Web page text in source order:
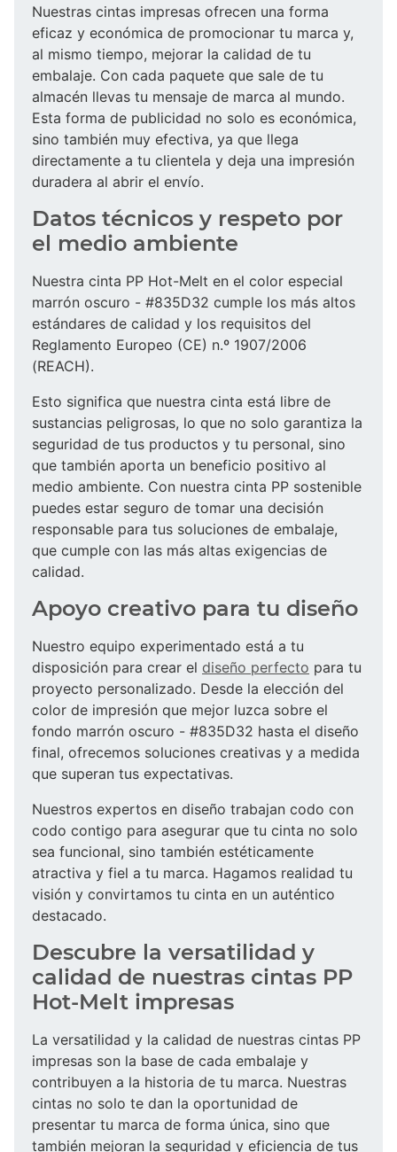
Nuestras cintas impresas ofrecen una forma
eficaz y económica de promocionar tu marca y,
al mismo tiempo, mejorar la calidad de tu
embalaje. Con cada paquete que sale de tu
almacén llevas tu mensaje de marca al mundo.
Esta forma de publicidad no solo es económica,
sino también muy efectiva, ya que llega
directamente a tu clientela y deja una impresión
duradera al abrir el envío.
Datos técnicos y respeto por
el medio ambiente
Nuestra cinta PP Hot-Melt en el color especial
marrón oscuro - #835D32 cumple los más altos
estándares de calidad y los requisitos del
Reglamento Europeo (CE) n.º 1907/2006
(REACH).
Esto significa que nuestra cinta está libre de
sustancias peligrosas, lo que no solo garantiza la
seguridad de tus productos y tu personal, sino
que también aporta un beneficio positivo al
medio ambiente. Con nuestra cinta PP sostenible
puedes estar seguro de tomar una decisión
responsable para tus soluciones de embalaje,
que cumple con las más altas exigencias de
calidad.
Apoyo creativo para tu diseño
Nuestro equipo experimentado está a tu
disposición para crear el diseño perfecto para tu
proyecto personalizado. Desde la elección del
color de impresión que mejor luzca sobre el
fondo marrón oscuro - #835D32 hasta el diseño
final, ofrecemos soluciones creativas y a medida
que superan tus expectativas.
Nuestros expertos en diseño trabajan codo con
codo contigo para asegurar que tu cinta no solo
sea funcional, sino también estéticamente
atractiva y fiel a tu marca. Hagamos realidad tu
visión y convirtamos tu cinta en un auténtico
destacado.
Descubre la versatilidad y
calidad de nuestras cintas PP
Hot-Melt impresas
La versatilidad y la calidad de nuestras cintas PP
impresas son la base de cada embalaje y
contribuyen a la historia de tu marca. Nuestras
cintas no solo te dan la oportunidad de
presentar tu marca de forma única, sino que
también mejoran la seguridad y eficiencia de tus